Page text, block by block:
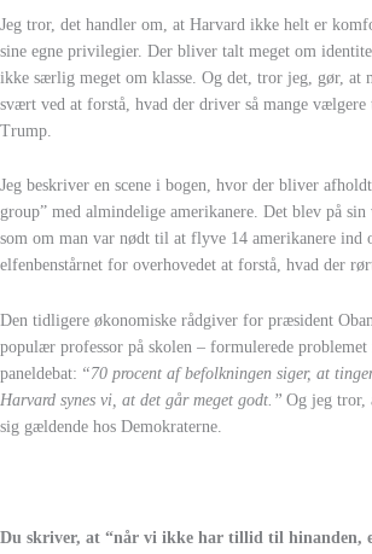
Jeg tror, det handler om, at Harvard ikke helt er
sine egne privilegier. Der bliver talt meget om
ikke særlig meget om klasse. Og det, tror jeg, gør, at
svært ved at forstå, hvad der driver så mange vælgere
Trump.
Jeg beskriver en scene i bogen, hvor der bliver
group” med almindelige amerikanere. Det blev på
som om man var nødt til at flyve 14 amerikanere ind
elfenbenstårnet for overhovedet at forstå, hvad der
Den tidligere økonomiske rådgiver for præsident
populær professor på skolen – formulerede
paneldebat: “70 procent af befolkningen siger, at
Harvard synes vi, at det går meget godt.” Og jeg tror,
sig gældende hos Demokraterne.
Du skriver, at “når vi ikke har tillid til hinanden,